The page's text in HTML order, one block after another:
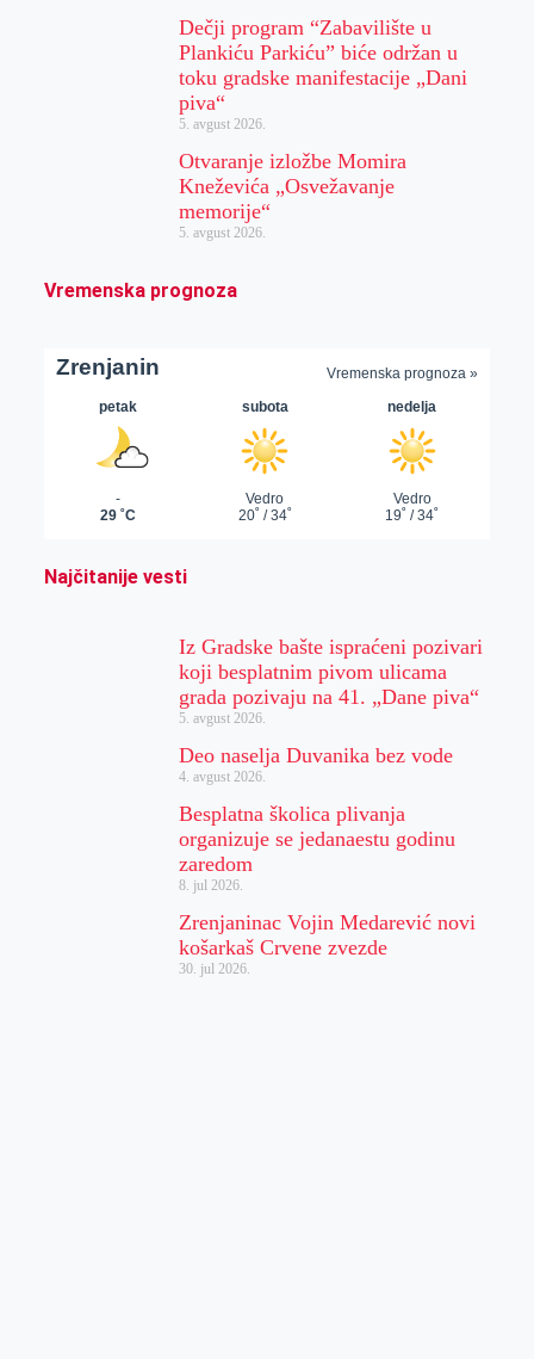
Dečji program “Zabavilište u
Plankiću Parkiću” biće održan u
toku gradske manifestacije „Dani
piva“
5. avgust 2026.
Otvaranje izložbe Momira
Kneževića „Osvežavanje
memorije“
5. avgust 2026.
Vremenska prognoza
Najčitanije vesti
Iz Gradske bašte ispraćeni pozivari
koji besplatnim pivom ulicama
grada pozivaju na 41. „Dane piva“
5. avgust 2026.
Deo naselja Duvanika bez vode
4. avgust 2026.
Besplatna školica plivanja
organizuje se jedanaestu godinu
zaredom
8. jul 2026.
Zrenjaninac Vojin Medarević novi
košarkaš Crvene zvezde
30. jul 2026.